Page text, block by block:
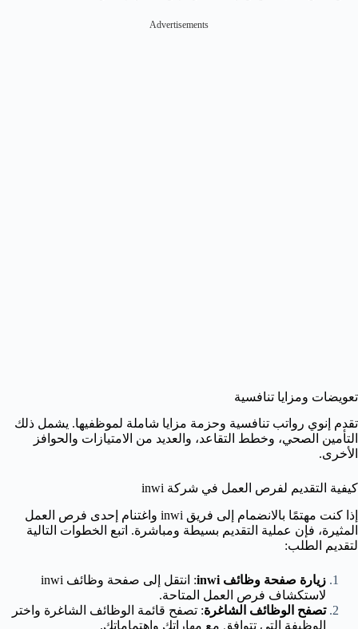
Advertisements
تعويضات ومزايا تنافسية
تقدم إنوي رواتب تنافسية وحزمة مزايا شاملة لموظفيها. يشمل ذلك
التأمين الصحي، وخطط التقاعد، والعديد من الامتيازات والحوافز
الأخرى.
كيفية التقديم لفرص العمل في شركة inwi
إذا كنت مهتمًا بالانضمام إلى فريق inwi واغتنام إحدى فرص العمل
المثيرة، فإن عملية التقديم بسيطة ومباشرة. اتبع الخطوات التالية
لتقديم الطلب:
زيارة صفحة وظائف inwi
: انتقل إلى صفحة وظائف inwi
لاستكشاف فرص العمل المتاحة.
تصفح الوظائف الشاغرة: تصفح قائمة الوظائف الشاغرة واختر
الوظيفة التي تتوافق مع مهاراتك واهتماماتك.